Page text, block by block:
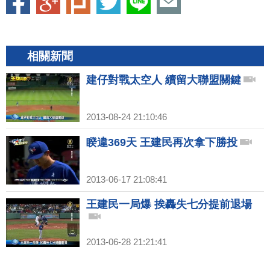
相關新聞
建仔對戰太空人 續留大聯盟關鍵
2013-08-24 21:10:46
睽違369天 王建民再次拿下勝投
2013-06-17 21:08:41
王建民一局爆 挨轟失七分提前退場
2013-06-28 21:21:41